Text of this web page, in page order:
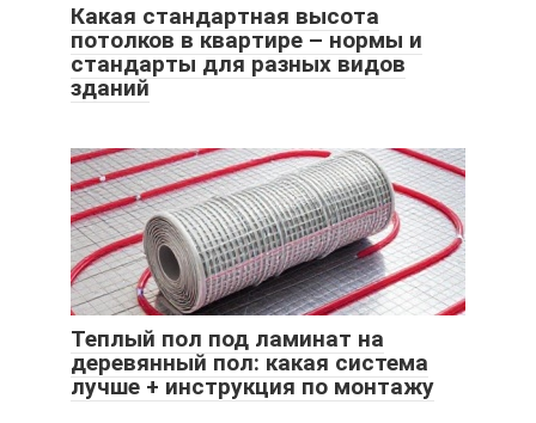
Какая стандартная высота
потолков в квартире – нормы и
стандарты для разных видов
зданий
Теплый пол под ламинат на
деревянный пол: какая система
лучше + инструкция по монтажу